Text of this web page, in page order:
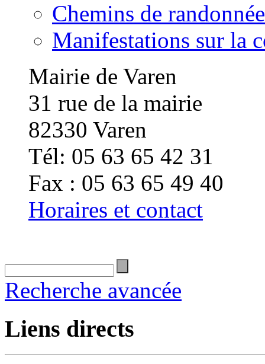
Chemins de randonnée
Manifestations sur la
Mairie de Varen
31 rue de la mairie
82330 Varen
Tél: 05 63 65 42 31
Fax : 05 63 65 49 40
Horaires et contact
Recherche avancée
Liens directs